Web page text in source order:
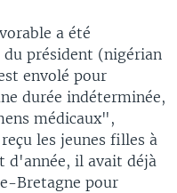
a été
président (nigérian
envolé pour
durée indéterminée,
médicaux",
les jeunes filles à
d'année, il avait déjà
Bretagne pour